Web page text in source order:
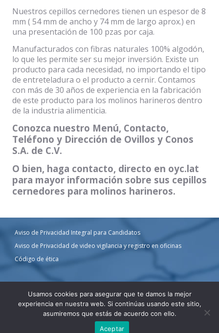
Nuestros cepillos cernedores tienen un espesor de 8
mm ( 54 mm de ancho y 74 mm de largo aprox.) en
una presentación de 100 pzas por caja.
Manufacturados con fibras naturales 100% algodón,
lo que les permite ser su mejor inversión. Existe un
producto para cada necesidad, no importando el tipo
de entreteladura o el producto a cernir. Contamos
con más de 30 años de experiencia en la fabricación
de este producto para los molinos harineros dentro
de la industria alimenticia.
Conozca nuestro Menú, Contacto,
Teléfono y Dirección de Ovillos y Conos
S.A. de C.V.
O bien, haga contacto, directo en oyc.lat
para mayor información sobre sus cepillos
cernedores para molinos harineros.
Aviso de Privacidad Integral para Candidatos
Aviso de Privacidad de video vigilancia y registro en oficinas
Código de ética
Ovillos y Conos © 2024 | Puesto en línea por Vleeko | Acceso a Correos
1
Usamos cookies para asegurar que te damos la mejor
experiencia en nuestra web. Si continúas usando este sitio,
asumiremos que estás de acuerdo con ello.
Aceptar